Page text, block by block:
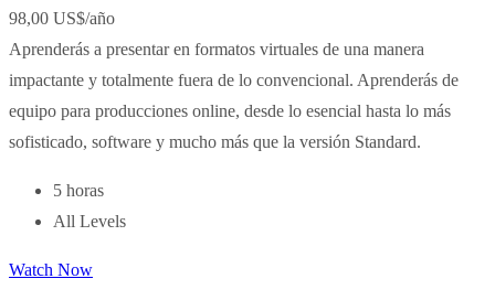
98,00 US$/año
Aprenderás a presentar en formatos virtuales de una manera
impactante y totalmente fuera de lo convencional. Aprenderás de
equipo para producciones online, desde lo esencial hasta lo más
sofisticado, software y mucho más que la versión Standard.
5 horas
All Levels
Watch Now